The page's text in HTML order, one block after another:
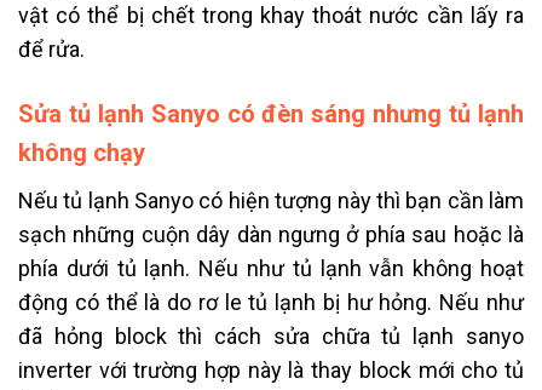
vật có thể bị chết trong khay thoát nước cần lấy ra
để rửa.
Sửa tủ lạnh Sanyo có đèn sáng nhưng tủ lạnh
không chạy
Nếu tủ lạnh Sanyo có hiện tượng này thì bạn cần làm
sạch những cuộn dây dàn ngưng ở phía sau hoặc là
phía dưới tủ lạnh. Nếu như tủ lạnh vẫn không hoạt
động có thể là do rơ le tủ lạnh bị hư hỏng. Nếu như
đã hỏng block thì cách sửa chữa tủ lạnh sanyo
inverter với trường hợp này là thay block mới cho tủ